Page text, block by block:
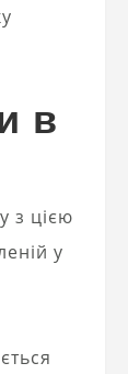
в
з цією
у